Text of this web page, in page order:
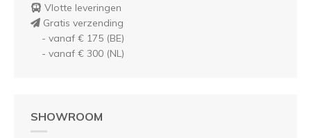
Vlotte leveringen
Gratis verzending
- vanaf € 175 (BE)
- vanaf € 300 (NL)
SHOWROOM